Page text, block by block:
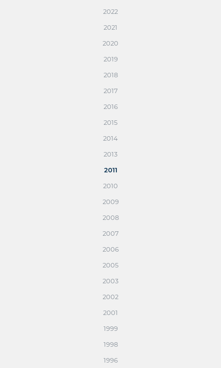
2022
2021
2020
2019
2018
2017
2016
2015
2014
2013
2011
2010
2009
2008
2007
2006
2005
2003
2002
2001
1999
1998
1996